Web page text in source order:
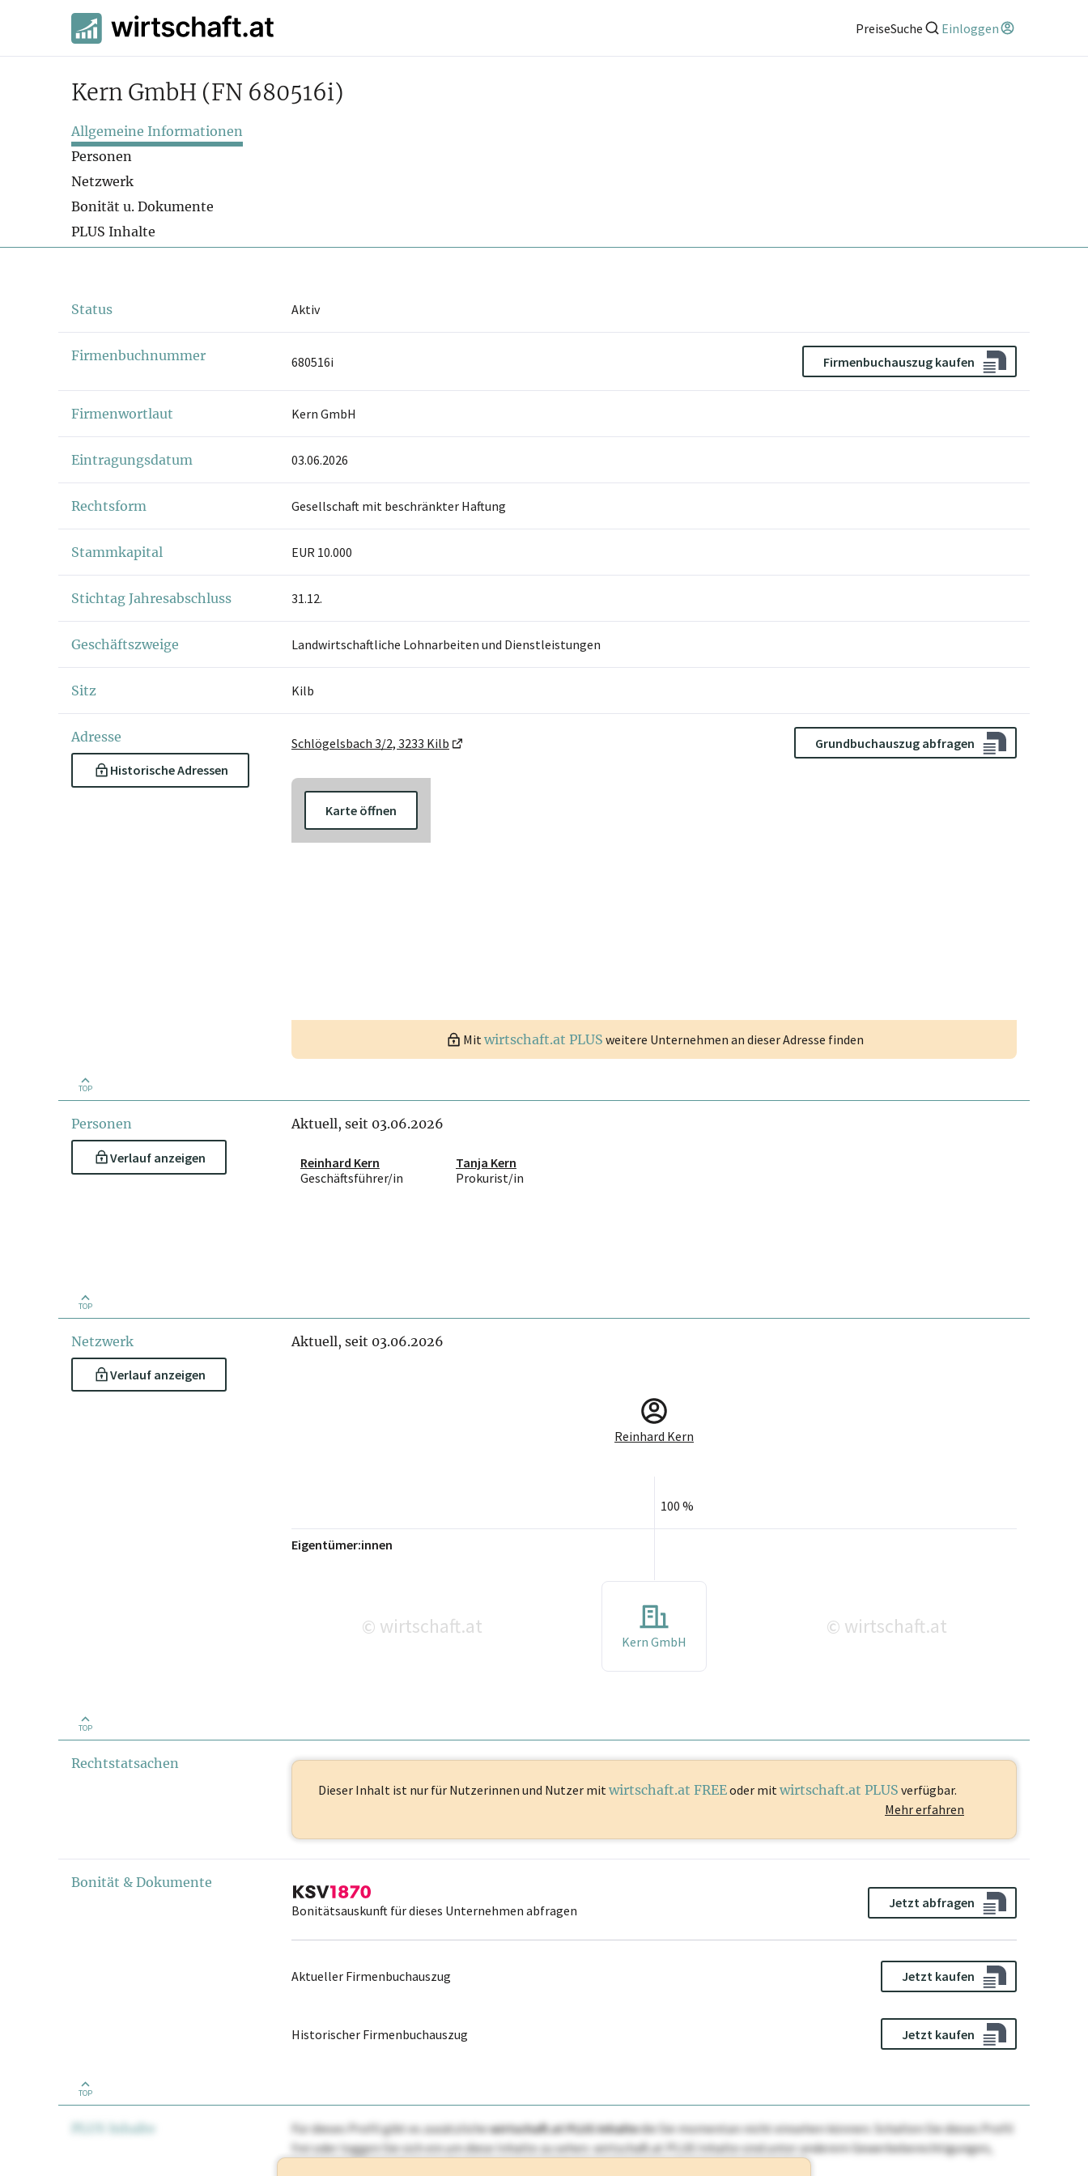
PreiseSuche Einloggen
Kern GmbH (FN 680516i)
Allgemeine Informationen
Personen
Netzwerk
Bonität u. Dokumente
PLUS Inhalte
Status Aktiv
Firmenbuchnummer 680516i Firmenbuchauszug kaufen
Firmenwortlaut Kern GmbH
Eintragungsdatum 03.06.2026
Rechtsform Gesellschaft mit beschränkter Haftung
Stammkapital EUR 10.000
Stichtag Jahresabschluss 31.12.
Geschäftszweige Landwirtschaftliche Lohnarbeiten und Dienstleistungen
Sitz Kilb
Adresse
Historische Adressen
Schlögelsbach 3/2, 3233 Kilb Grundbuchauszug abfragen
Karte öffnen
Mitwirtschaft.at PLUS weitere Unternehmen an dieser Adresse finden
TOP
Personen
Verlauf anzeigen
Aktuell, seit 03.06.2026
Reinhard Kern
Geschäftsführer/in
Tanja Kern
Prokurist/in
TOP
Netzwerk
Verlauf anzeigen
Aktuell, seit 03.06.2026
Reinhard Kern
100 %
Eigentümer:innen
© wirtschaft.at
Kern GmbH
© wirtschaft.at
TOP
Rechtstatsachen
Dieser Inhalt ist nur für Nutzerinnen und Nutzer mit wirtschaft.at FREEoder mit wirtschaft.at PLUS verfügbar.
Mehr erfahren
Bonität & Dokumente
Bonitätsauskunft für dieses Unternehmen abfragen
Jetzt abfragen
Aktueller Firmenbuchauszug Jetzt kaufen
Historischer Firmenbuchauszug Jetzt kaufen
TOP
PLUS Inhalte Für dieses Profil gibt es zusätzlichewirtschaft.at PLUS Inhaltedie Sie momentan nicht einsehen können. Schalten Sie dieses Profil
frei oder loggen Sie sich ein um diese Inhalte zu sehen. wirtschaft.at PLUS Inhalte sind unter anderem Gewerbeberechtigungen,